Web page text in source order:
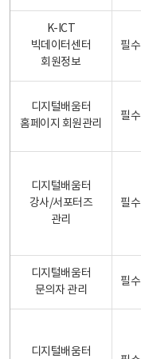
K-ICT
빅데이터센터
회원정보
필수
디지털배움터
홈페이지 회원관리
필수
디지털배움터
강사/서포터즈
관리
필수
디지털배움터
문의자 관리
필수
디지털배움터